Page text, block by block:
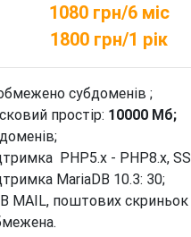
1080 грн/6 міс
1800 грн/1 рік
субдоменів ;
простір: 10000 Мб;
PHP5.x - PHP8.x,
MariaDB 10.3: 30;
MAIL, поштових